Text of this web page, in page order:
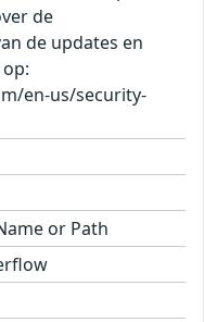
de
de updates en
en-us/security-
or Path